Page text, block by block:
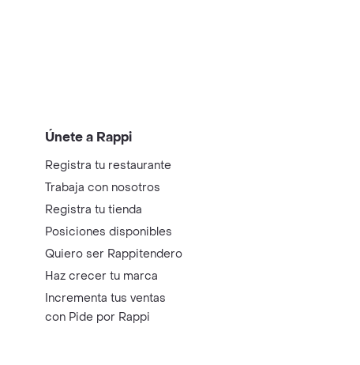
Únete a Rappi
Registra tu restaurante
Trabaja con nosotros
Registra tu tienda
Posiciones disponibles
Quiero ser Rappitendero
Haz crecer tu marca
Incrementa tus ventas
con Pide por Rappi